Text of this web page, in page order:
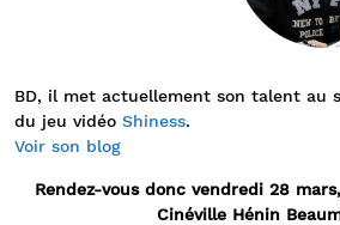
BD, il met actuellement son talent au
du jeu vidéo Shiness.
Voir son blog
Rendez-vous donc vendredi 28
Cinéville Hénin